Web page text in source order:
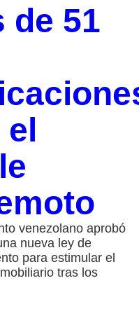
de 51
venezolano aprobó
nueva ley de
para estimular el
tras los